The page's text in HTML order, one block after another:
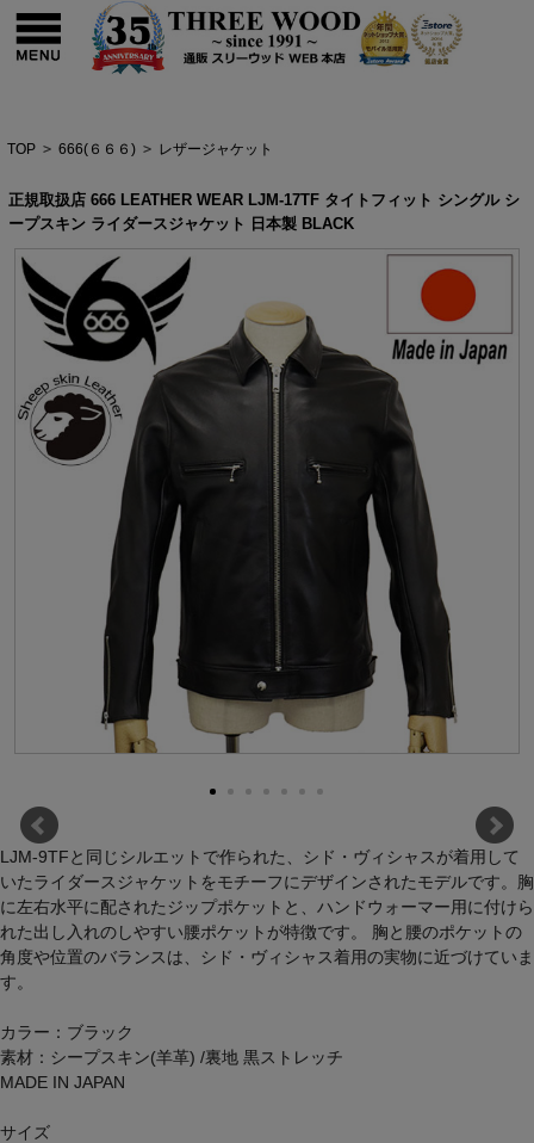
TOP > 666(６６６) > レザージャケット
正規取扱店 666 LEATHER WEAR LJM-17TF タイトフィット シングル シ
ープスキン ライダースジャケット 日本製 BLACK
LJM-9TFと同じシルエットで作られた、シド・ヴィシャスが着用して
いたライダースジャケットをモチーフにデザインされたモデルです。胸
に左右水平に配されたジップポケットと、ハンドウォーマー用に付けら
れた出し入れのしやすい腰ポケットが特徴です。 胸と腰のポケットの
角度や位置のバランスは、シド・ヴィシャス着用の実物に近づけていま
す。
カラー：ブラック
素材：シープスキン(羊革) /裏地 黒ストレッチ
MADE IN JAPAN
サイズ